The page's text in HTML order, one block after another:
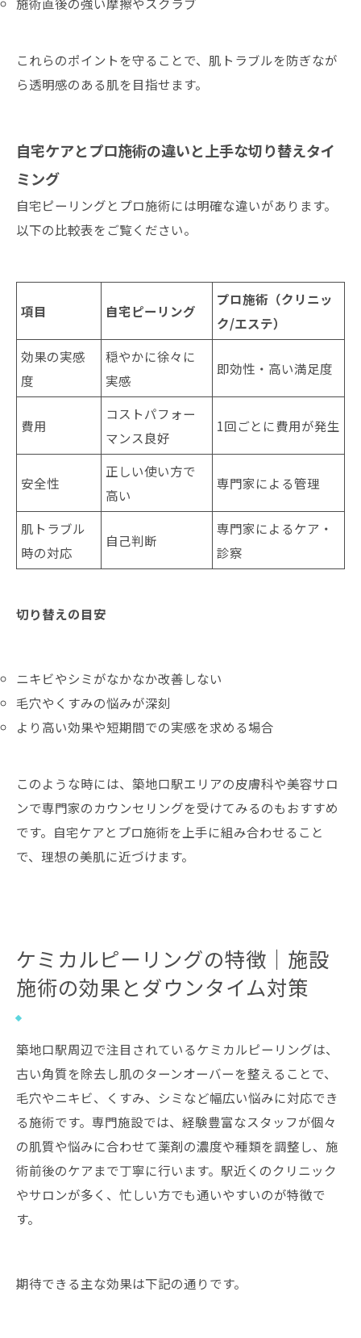
これらのポイントを守ることで、肌トラブルを防ぎなが
ら透明感のある肌を目指せます。
自宅ケアとプロ施術の違いと上手な切り替えタイ
ミング
自宅ピーリングとプロ施術には明確な違いがあります。
以下の比較表をご覧ください。
項目 自宅ピーリング
プロ施術（クリニッ
ク/エステ）
効果の実感
度
穏やかに徐々に
実感
即効性・高い満足度
費用
コストパフォー
マンス良好
1回ごとに費用が発生
安全性
正しい使い方で
高い
専門家による管理
肌トラブル
時の対応
自己判断
専門家によるケア・
診察
切り替えの目安
ニキビやシミがなかなか改善しない
毛穴やくすみの悩みが深刻
より高い効果や短期間での実感を求める場合
このような時には、築地口駅エリアの皮膚科や美容サロ
ンで専門家のカウンセリングを受けてみるのもおすすめ
です。自宅ケアとプロ施術を上手に組み合わせること
で、理想の美肌に近づけます。
ケミカルピーリングの特徴｜施設
施術の効果とダウンタイム対策
築地口駅周辺で注目されているケミカルピーリングは、
古い角質を除去し肌のターンオーバーを整えることで、
毛穴やニキビ、くすみ、シミなど幅広い悩みに対応でき
る施術です。専門施設では、経験豊富なスタッフが個々
の肌質や悩みに合わせて薬剤の濃度や種類を調整し、施
術前後のケアまで丁寧に行います。駅近くのクリニック
やサロンが多く、忙しい方でも通いやすいのが特徴で
す。
期待できる主な効果は下記の通りです。